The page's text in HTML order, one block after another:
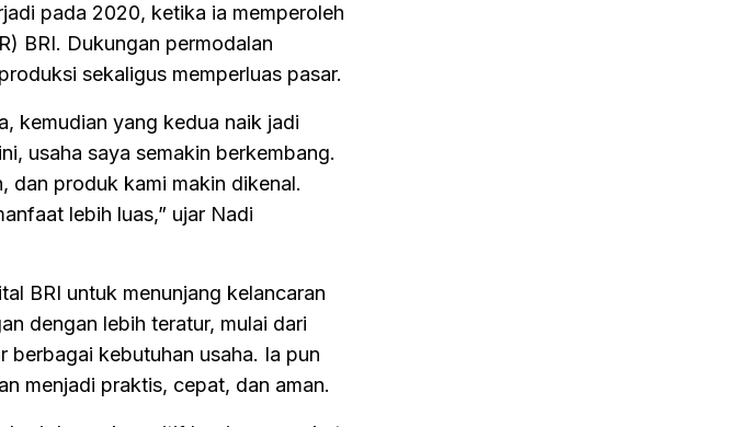
pada 2020, ketika ia memperoleh
BRI. Dukungan permodalan
sekaligus memperluas pasar.
kemudian yang kedua naik jadi
usaha saya semakin berkembang.
dan produk kami makin dikenal.
lebih luas,” ujar Nadi
BRI untuk menunjang kelancaran
dengan lebih teratur, mulai dari
berbagai kebutuhan usaha. Ia pun
menjadi praktis, cepat, dan aman.